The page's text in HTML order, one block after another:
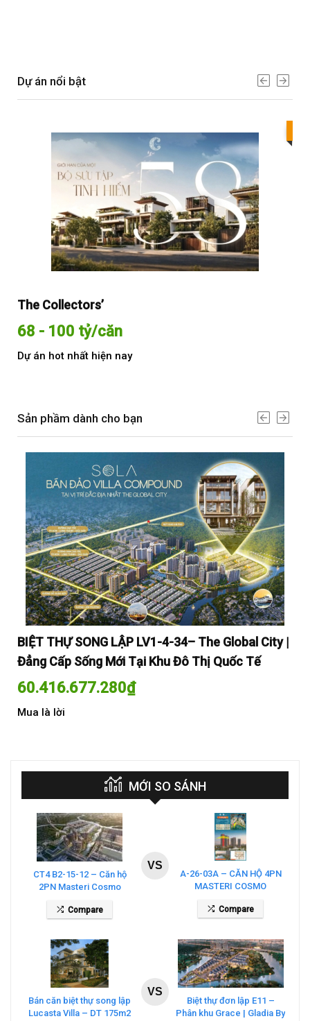
Dự án nổi bật
The Collectors’
68 - 100 tỷ/căn
Dự án hot nhất hiện nay
Sản phầm dành cho bạn
BIỆT THỰ SONG LẬP LV1-4-34– The Global City |
Đẳng Cấp Sống Mới Tại Khu Đô Thị Quốc Tế
60.416.677.280₫
Mua là lời
MỚI SO SÁNH
CT4 B2-15-12 – Căn hộ
2PN Masteri Cosmo
Compare
VS
A-26-03A – CĂN HỘ 4PN
MASTERI COSMO
CITY
Compare
Bán căn biệt thự song lập
Lucasta Villa – DT 175m2
VS
Biệt thự đơn lập E11 –
Phân khu Grace | Gladia By